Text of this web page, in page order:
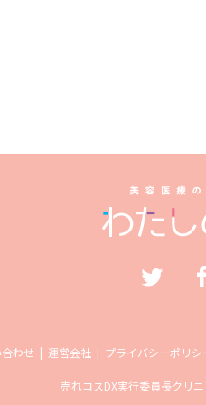
わせ 運営会社 プライバシーポリシ
売れコスDX実行委員長クリ